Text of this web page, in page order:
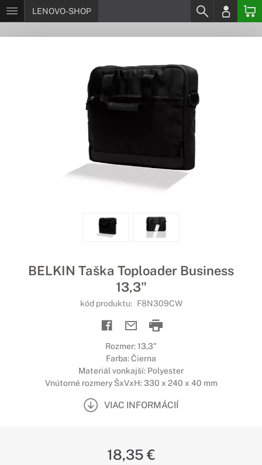
LENOVO-SHOP
BELKIN Taška Toploader Business
13,3"
kód produktu: F8N309CW
Rozmer: 13,3"
Farba: Čierna
Materiál vonkajší: Polyester
Vnútorné rozmery ŠxVxH: 330 x 240 x 40 mm
VIAC INFORMÁCIÍ
18,35 €